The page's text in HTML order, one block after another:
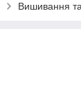
Вишивання